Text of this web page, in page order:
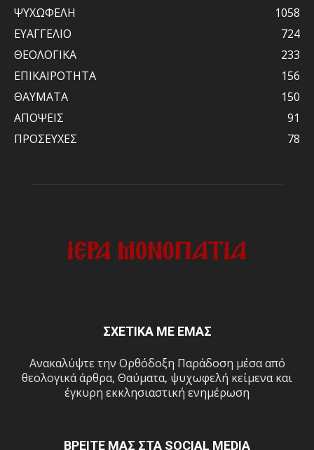
ΨΥΧΩΦΕΛΗ
1058
ΕΥΑΓΓΕΛΙΟ
724
ΘΕΟΛΟΓΙΚΑ
233
ΕΠΙΚΑΙΡΟΤΗΤΑ
156
ΘΑΥΜΑΤΑ
150
ΑΠΟΨΕΙΣ
91
ΠΡΟΣΕΥΧΕΣ
78
ΣΧΕΤΙΚΑ ΜΕ ΕΜΑΣ
Ανακαλύψτε την Ορθόδοξη Παράδοση μέσα από
θεολογικά άρθρα, Θαύματα, ψυχωφελή κείμενα και
έγκυρη εκκλησιαστική ενημέρωση
ΒΡΕΙΤΕ ΜΑΣ ΣΤΑ SOCIAL MEDIA